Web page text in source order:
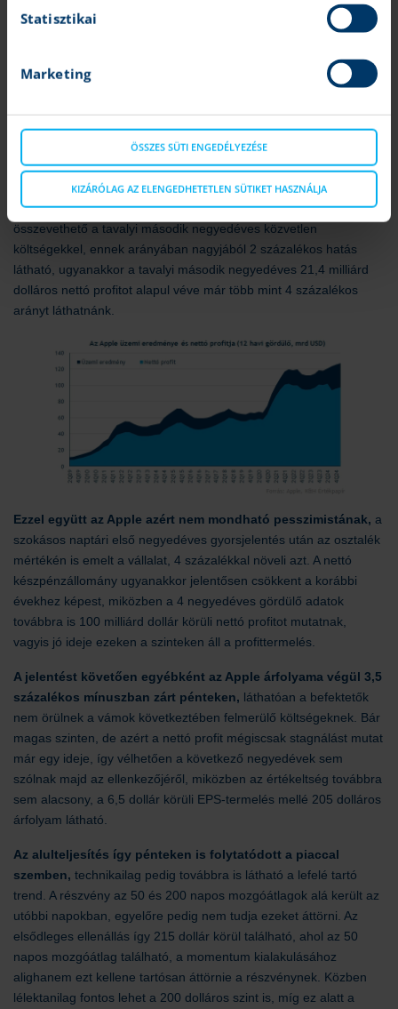
Statisztikai
Marketing
ÖSSZES SÜTI ENGEDÉLYEZÉSE
KIZÁRÓLAG AZ ELENGEDHETETLEN SÜTIKET HASZNÁLJA
A befektetők számára fontos volt persze az is, hogy a
menedzsment milyen várakozásokkal számol a jövőre nézve.
Ennek kapcsán fontos volt, hogy a vezetés szerint 900 millió
dolláros többletköltségeket okozhatnak majd a vámok
következtében felmerülő lépések a negyedév során. Ez például
összevethető a tavalyi második negyedéves közvetlen
költségekkel, ennek arányában nagyjából 2 százalékos hatás
látható, ugyanakkor a tavalyi második negyedéves 21,4 milliárd
dolláros nettó profitot alapul véve már több mint 4 százalékos
arányt láthatnánk.
Ezzel együtt az Apple azért nem mondható pesszimistának, a
szokásos naptári első negyedéves gyorsjelentés után az osztalék
mértékén is emelt a vállalat, 4 százalékkal növeli azt. A nettó
készpénzállomány ugyanakkor jelentősen csökkent a korábbi
évekhez képest, miközben a 4 negyedéves gördülő adatok
továbbra is 100 milliárd dollár körüli nettó profitot mutatnak,
vagyis jó ideje ezeken a szinteken áll a profittermelés.
A jelentést követően egyébként az Apple árfolyama végül 3,5
százalékos mínuszban zárt pénteken, láthatóan a befektetők
nem örülnek a vámok következtében felmerülő költségeknek. Bár
magas szinten, de azért a nettó profit mégiscsak stagnálást mutat
már egy ideje, így vélhetően a következő negyedévek sem
szólnak majd az ellenkezőjéről, miközben az értékeltség továbbra
sem alacsony, a 6,5 dollár körüli EPS-termelés mellé 205 dolláros
árfolyam látható.
Az alulteljesítés így pénteken is folytatódott a piaccal
szemben, technikailag pedig továbbra is látható a lefelé tartó
trend. A részvény az 50 és 200 napos mozgóátlagok alá került az
utóbbi napokban, egyelőre pedig nem tudja ezeket áttörni. Az
elsődleges ellenállás így 215 dollár körül található, ahol az 50
napos mozgóátlag található, a momentum kialakulásához
alighanem ezt kellene tartósan áttörnie a részvénynek. Közben
lélektanilag fontos lehet a 200 dolláros szint is, míg ez alatt a